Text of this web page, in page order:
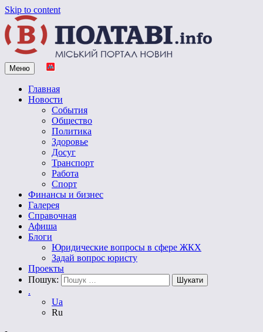
Skip to content
Vpoltave.info
Полтавский портал новостей
Меню
Главная
Новости
События
Общество
Политика
Здоровье
Досуг
Транспорт
Работа
Спорт
Финансы и бизнес
Галерея
Справочная
Афиша
Блоги
Юридические вопросы в сфере ЖКХ
Задай вопрос юристу
Проекты
Пошук:
.
Ua
Ru